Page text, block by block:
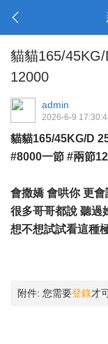
貓貓165/
12000
admin
2026-6-9
貓貓165/45KG/D
#8000一節 #兩節
會撒嬌 會哄你 更
很多哥哥都說 聽過
想不想試試看這種
附件: 您需要登錄才